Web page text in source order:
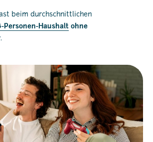
beim durchschnittlichen
Personen-Haushalt ohne
.